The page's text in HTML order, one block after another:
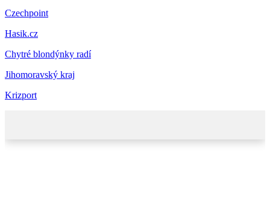
Czechpoint
Hasik.cz
Chytré blondýnky radí
Jihomoravský kraj
Krizport